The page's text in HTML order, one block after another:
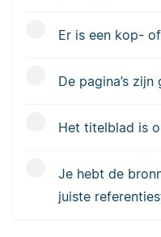
Er is een kop-
De pagina’s zijn
Het titelblad is
Je hebt de
juiste